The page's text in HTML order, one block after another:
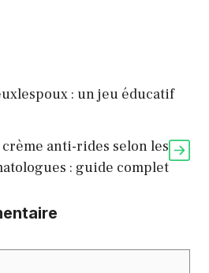
: un jeu éducatif
anti-rides selon les
: guide complet